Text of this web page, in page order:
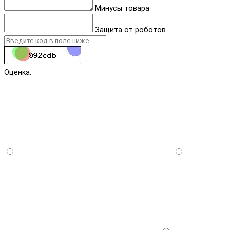
Минусы товара
Защита от роботов
Оценка: